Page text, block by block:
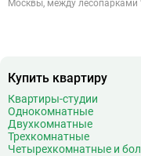
Москвы, между лесопарками
Купить квартиру
Квартиры-студии
Однокомнатные
Двухкомнатные
Трехкомнатные
Четырехкомнатные и